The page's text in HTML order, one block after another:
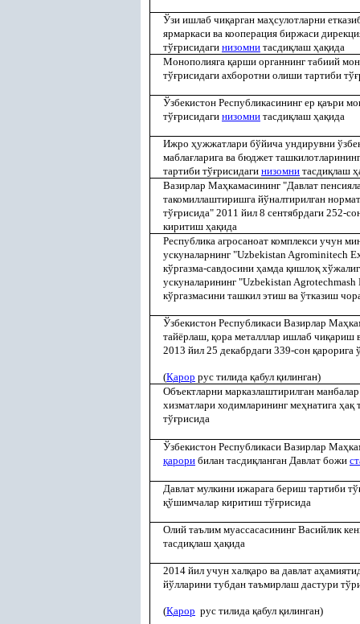
Ўзи ишлаб чиқарган маҳсулотларни
ярмаркаси ва кооперация биржаси
тўғрисидаги низомни тасдиқлаш ҳақида
Монополияга қарши органнинг табиий
тўғрисидаги ахборотни олиши тартиби тўғ
Ўзбекистон Республикасининг ер қаъри
тўғрисидаги низомни тасдиқлаш ҳақида
Ижро ҳужжатлари бўйича ундирувни
маблағларига ва бюджет
тартиби тўғрисидаги низомни тасдиқлаш ҳ
Вазирлар Маҳкамасининг "Давлат
такомиллаштиришга йўналтирилган
тўғрисида" 2011 йил 8 сентябрдаги 252-
киритиш ҳақида
Республика агросаноат комплекси учун
ускуналарнинг "Uzbekistan Agrominitech
кўргазма-савдосини ҳамда қишлоқ
ускуналарининг "Uzbekistan
кўргазмасини ташкил этиш ва ўтказиш
Ўзбекистон Республикаси Вазирлар Маҳ
тайёрлаш, қора металллар ишлаб чиқариш
2013 йил 25 декабрдаги 339-сон қарорига
(Қарор рус тилида қабул қилинган)
Объектларни марказлаштирилган
хизматлари ходимларининг меҳнатига ҳақ
тўғрисида
Ўзбекистон Республикаси Вазирлар Маҳ
қарори билан тасдиқланган Давлат божи
Давлат мулкини ижарага бериш тартиби тў
қўшимчалар киритиш тўғрисида
Олий таълим муассасасининг Васийлик
тасдиқлаш ҳақида
2014 йил учун халқаро ва давлат аҳ
йўлларини тубдан таъмирлаш дастури
(Қарор рус тилида қабул қилинган)